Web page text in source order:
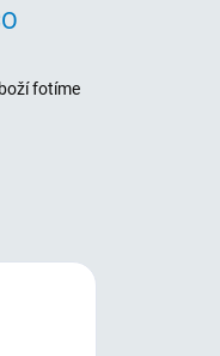
fotíme